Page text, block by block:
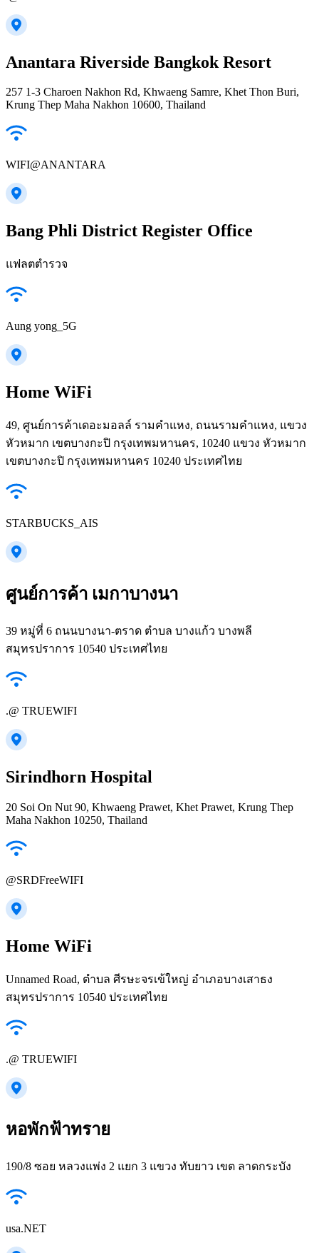
Anantara Riverside Bangkok Resort
257 1-3 Charoen Nakhon Rd, Khwaeng Samre, Khet Thon Buri,
Krung Thep Maha Nakhon 10600, Thailand
WIFI@ANANTARA
Bang Phli District Register Office
แฟลตตำรวจ
Aung yong_5G
Home WiFi
49, ศูนย์การค้าเดอะมอลล์ รามคำแหง, ถนนรามคำแหง, แขวง
หัวหมาก เขตบางกะปิ กรุงเทพมหานคร, 10240 แขวง หัวหมาก
เขตบางกะปิ กรุงเทพมหานคร 10240 ประเทศไทย
STARBUCKS_AIS
ศูนย์การค้า เมกาบางนา
39 หมู่ที่ 6 ถนนบางนา-ตราด ตำบล บางแก้ว บางพลี
สมุทรปราการ 10540 ประเทศไทย
.@ TRUEWIFI
Sirindhorn Hospital
20 Soi On Nut 90, Khwaeng Prawet, Khet Prawet, Krung Thep
Maha Nakhon 10250, Thailand
@SRDFreeWIFI
Home WiFi
Unnamed Road, ตำบล ศีรษะจรเข้ใหญ่ อำเภอบางเสาธง
สมุทรปราการ 10540 ประเทศไทย
.@ TRUEWIFI
หอพักฟ้าทราย
190/8 ซอย หลวงแพ่ง 2 แยก 3 แขวง ทับยาว เขต ลาดกระบัง
usa.NET